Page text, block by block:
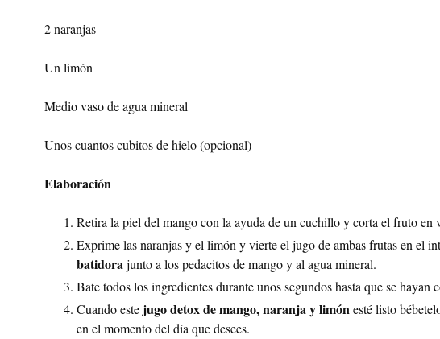
2 naranjas
Un limón
Medio vaso de agua mineral
Unos cuantos cubitos de hielo (opcional)
Elaboración
Retira la piel del mango con la ayuda de un cuchillo y corta el fruto en
Exprime las naranjas y el limón y vierte el jugo de ambas frutas en el
batidorajunto a los pedacitos de mango y al agua mineral.
Bate todos los ingredientes durante unos segundos hasta que se hayan
Cuando este jugo detox de mango, naranja y limónesté listo
en el momento del día que desees.